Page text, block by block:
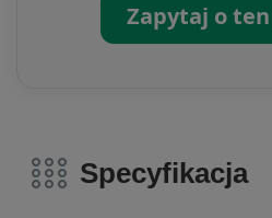
Zapytaj o
Specyfikacja